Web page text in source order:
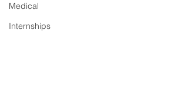
Medical
Internships